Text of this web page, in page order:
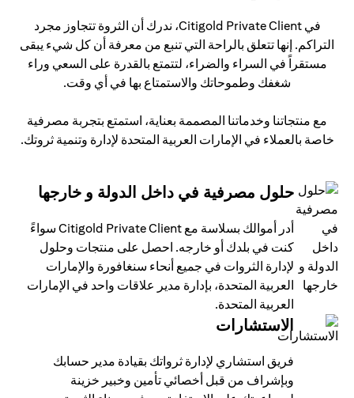
في Citigold Private Client، ندرك أن الثروة تتجاوز مجرد
التراكم. إنها تتعلق بالراحة التي تنبع من معرفة أن كل شيء يبقى
مستقراً في السراء والضراء، لتتمتع بالقدرة على السعي وراء
شغفك وطموحاتك والاستمتاع بها في أي وقت.
مع منتجاتنا وخدماتنا المصممة بعناية، استمتع بتجربة مصرفية
خاصة بالعملاء في الإمارات العربية المتحدة لإدارة وتنمية ثروتك.
حلول مصرفية في داخل الدولة و خارجها
أدر أموالك بسلاسة مع Citigold Private Client سواءً
كنت في بلدك أو خارجه. احصل على منتجات وحلول
لإدارة الثروات في جميع أنحاء سنغافورة والإمارات
العربية المتحدة، بإدارة مدير علاقات واحد في الإمارات
العربية المتحدة.
الاستشارات
فريق استشاري لإدارة ثرواتك بقيادة مدير حسابك
وبإشراف من قبل أخصائي تأمين وخبير خزينة